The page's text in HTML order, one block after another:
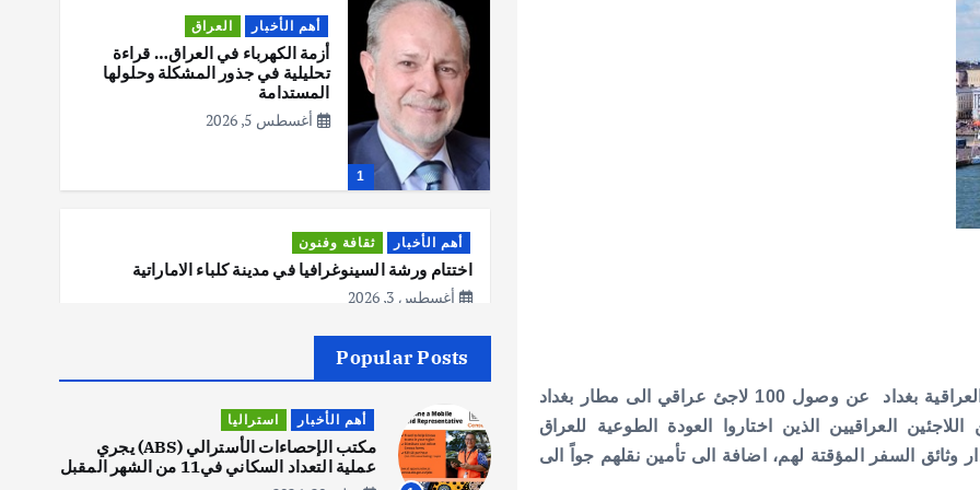
قالت مصادر في وزارة الهجرة والمهجرين في العاصمة العراقية بغداد عن وصول 100 لاجئ عراقي الى مطار بغداد
العراقيين الذين اختاروا العودة الطوعية للعراق
السفر المؤقتة لهم، اضافة الى تأمين نقلهم جواً الى
1
أهم الأخبار العراق
أزمة الكهرباء في العراق… قراءة
تحليلية في جذور المشكلة وحلولها
المستدامة
أغسطس 5, 2026
أهم الأخبار ثقافة وفنون
اختتام ورشة السينوغرافيا في مدينة كلباء الاماراتية
أغسطس 3, 2026
أهم الأخبار جاليات غير مصنف
قصة نجاح العراقي عمر الشمري الذي
اصبح بطلاً لأستراليا بلعبة كمال
الاجسام
يوليو 30, 2026
Popular Posts
أهم الأخبار استراليا
مكتب الإحصاءات الأسترالي (ABS) يجري
عملية التعداد السكاني في11 من الشهر المقبل